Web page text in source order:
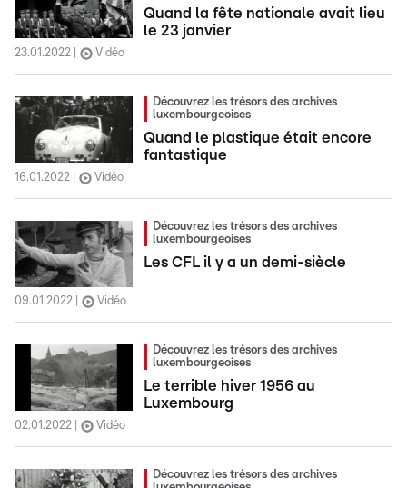
Quand la fête nationale avait lieu
le 23 janvier
23.01.2022 Vidéo
Découvrez les trésors des archives
luxembourgeoises
Quand le plastique était encore
fantastique
16.01.2022 Vidéo
Découvrez les trésors des archives
luxembourgeoises
Les CFL il y a un demi-siècle
09.01.2022 Vidéo
Découvrez les trésors des archives
luxembourgeoises
Le terrible hiver 1956 au
Luxembourg
02.01.2022 Vidéo
Découvrez les trésors des archives